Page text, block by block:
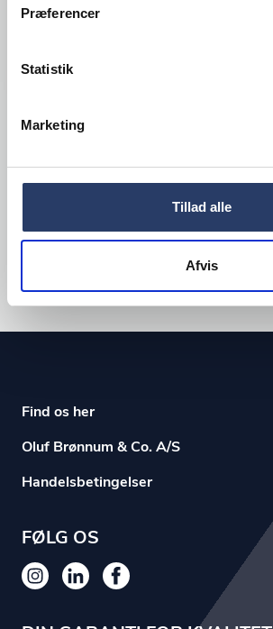
Præferencer
Statistik
Marketing
Tillad alle
Afvis
INDLÆS FLERE
Find os her
Oluf Brønnum & Co. A/S
Handelsbetingelser
FØLG OS